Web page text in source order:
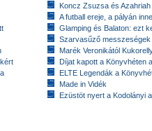
Koncz Zsuzsa és
A futball ereje, a pályán
Glamping és Balaton: ezt
Szarvasűző messzeségek
Marék Veronikától
Díjat kapott a Könyvhéten
ELTE Legendák a
Made in Vidék
Ezüstöt nyert a Kodolányi